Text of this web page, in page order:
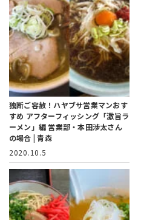
独断ご容赦！ハヤブサ営業マンおす
すめ アフターフィッシング「激旨ラ
ーメン」編 営業部・本田渉太さん
の場合 | 青森
2020.10.5